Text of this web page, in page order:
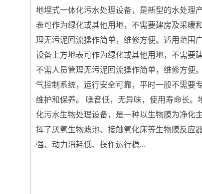
地埋式一体化污水处理设备，是新型的水处理
表可作为绿化或其他用地，不需要建房及采暖
理无污泥回流操作简单，维修方便。适用范围
设备上方地表可作为绿化或其他用地，不需要
不需人员管理无污泥回流操作简单，维修方便
气控制系统，运行安全可靠，平时一般不需要
维护和保养。 噪音低，无异味，使用寿命长。
化污水生物处理设备，是一种以生物膜为净化
挥了厌氧生物滤池、接触氧化床等生物膜反应
强、动力消耗低、操作运行稳...